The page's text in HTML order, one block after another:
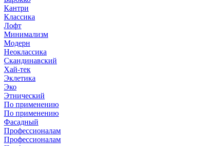
Кантри
Классика
Лофт
Минимализм
Модерн
Неоклассика
Скандинавский
Хай-тек
Эклетика
Эко
Этнический
По применению
По применению
Фасадный
Профессионалам
Профессионалам